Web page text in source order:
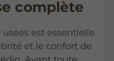
complète
est essentielle
et le confort de